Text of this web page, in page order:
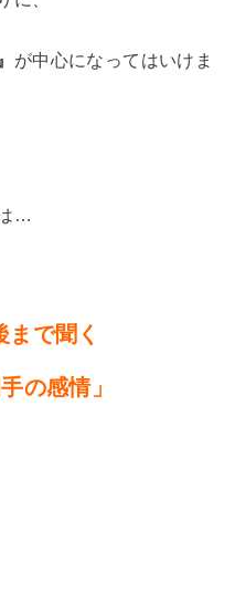
が中心になってはいけま
…
で聞く
の感情」